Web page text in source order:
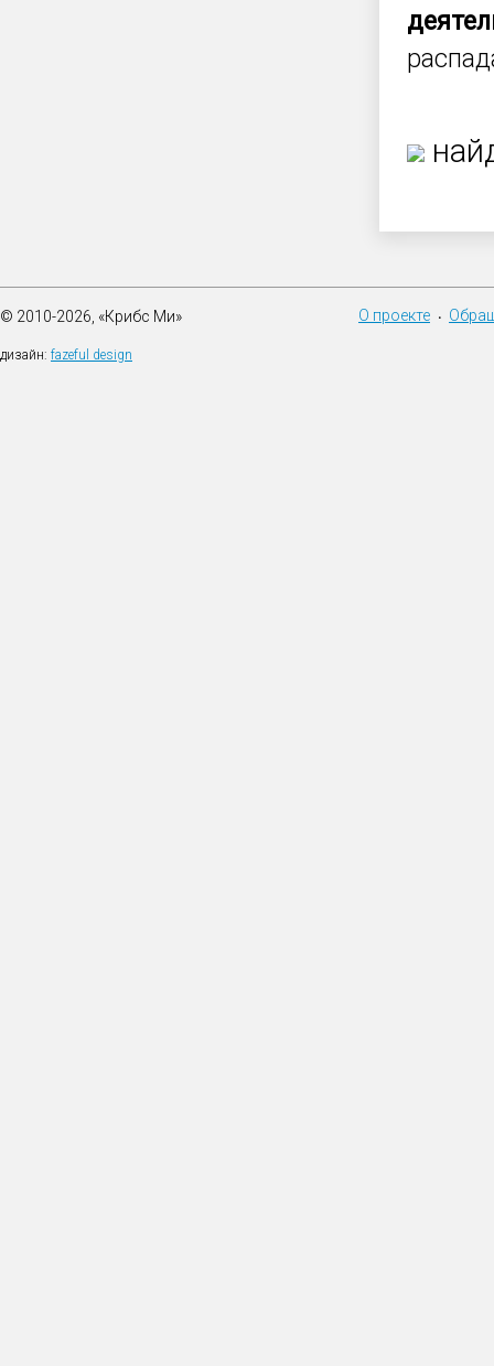
© 2010-2026, «Крибс Ми»
дизайн: fazeful design
О проекте •